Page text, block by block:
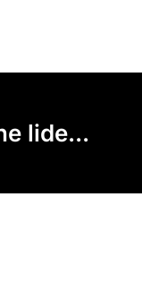
lide...